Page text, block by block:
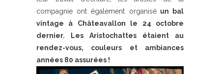
compagnie ont également organiséun bal
vintage à Châteavallon le 24 octobre
dernier. Les Aristochattes étaient au
rendez-vous, couleurs et ambiances
années 80 assurées !